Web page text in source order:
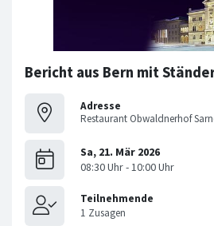
Bericht aus Bern mit
Adresse
Restaurant Obwaldnerhof